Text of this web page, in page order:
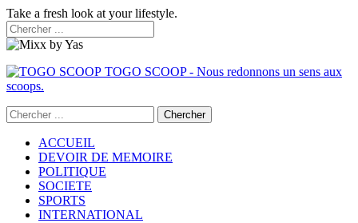
Take a fresh look at your lifestyle.
TOGO SCOOP - Nous redonnons un sens aux
scoops.
ACCUEIL
DEVOIR DE MEMOIRE
POLITIQUE
SOCIETE
SPORTS
INTERNATIONAL